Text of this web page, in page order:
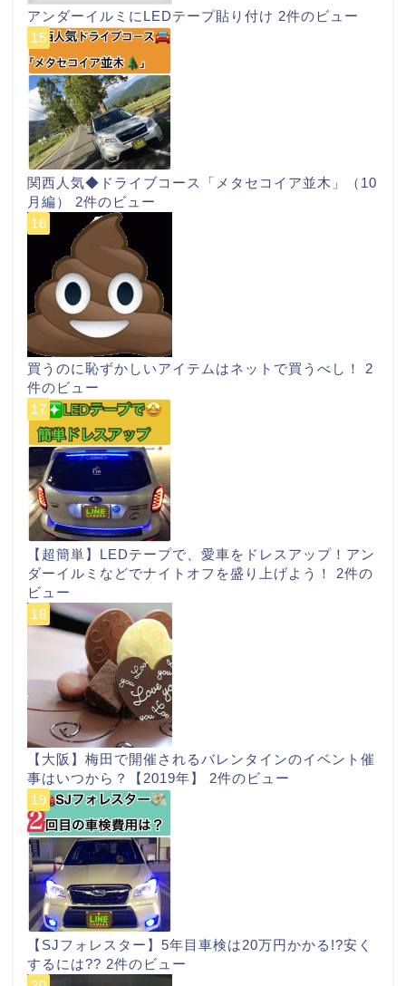
アンダーイルミにLEDテープ貼り付け 2件のビュー
関西人気◆ドライブコース「メタセコイア並木」（10
月編） 2件のビュー
買うのに恥ずかしいアイテムはネットで買うべし！ 2
件のビュー
【超簡単】LEDテープで、愛車をドレスアップ！アン
ダーイルミなどでナイトオフを盛り上げよう！ 2件の
ビュー
【大阪】梅田で開催されるバレンタインのイベント催
事はいつから？【2019年】 2件のビュー
【SJフォレスター】5年目車検は20万円かかる!?安く
するには?? 2件のビュー